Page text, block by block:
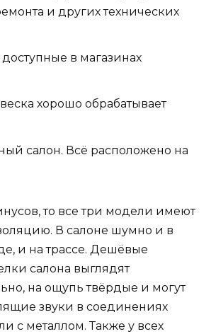
и других технических
в магазинах
хорошо обрабатывает
салон. Всё расположено на
то все три модели имеют
В салоне шумно и в
и на трассе. Дешёвые
салона выглядят
на ощупь твёрдые и могут
звуки в соединениях
с металлом. Также у всех